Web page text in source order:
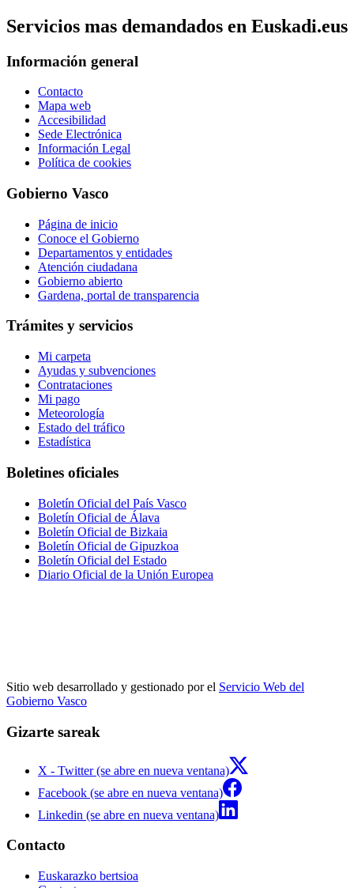
Servicios mas demandados en Euskadi.eus
Información general
Contacto
Mapa web
Accesibilidad
Sede Electrónica
Información Legal
Política de cookies
Gobierno Vasco
Página de inicio
Conoce el Gobierno
Departamentos y entidades
Atención ciudadana
Gobierno abierto
Gardena, portal de transparencia
Trámites y servicios
Mi carpeta
Ayudas y subvenciones
Contrataciones
Mi pago
Meteorología
Estado del tráfico
Estadística
Boletines oficiales
Boletín Oficial del País Vasco
Boletín Oficial de Álava
Boletín Oficial de Bizkaia
Boletín Oficial de Gipuzkoa
Boletín Oficial del Estado
Diario Oficial de la Unión Europea
Sitio web desarrollado y gestionado por el Servicio Web del
Gobierno Vasco
Gizarte sareak
X - Twitter (se abre en nueva ventana)
Facebook (se abre en nueva ventana)
Linkedin (se abre en nueva ventana)
Contacto
Euskarazko bertsioa